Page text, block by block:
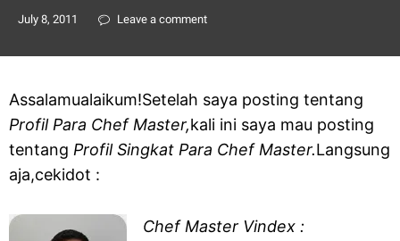
July 8, 2011 Leave a comment
Assalamualaikum!Setelah saya posting tentang
Profil Para Chef Master,kali ini saya mau posting
tentang Profil Singkat Para Chef Master.Langsung
aja,cekidot :
Chef Master Vindex :